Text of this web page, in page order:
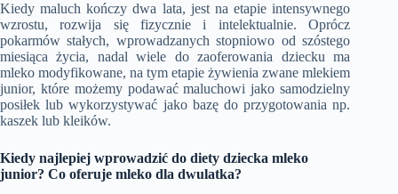
Kiedy maluch kończy dwa lata, jest na etapie intensywnego
wzrostu, rozwija się fizycznie i intelektualnie. Oprócz
pokarmów stałych, wprowadzanych stopniowo od szóstego
miesiąca życia, nadal wiele do zaoferowania dziecku ma
mleko modyfikowane, na tym etapie żywienia zwane mlekiem
junior, które możemy podawać maluchowi jako samodzielny
posiłek lub wykorzystywać jako bazę do przygotowania np.
kaszek lub kleików.
Kiedy najlepiej wprowadzić do diety dziecka mleko
junior? Co oferuje mleko dla dwulatka?